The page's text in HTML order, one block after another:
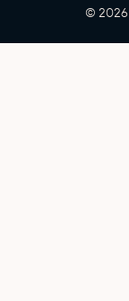
© 2026